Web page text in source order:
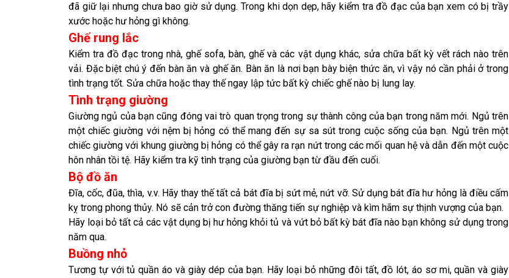
đã giữ lại nhưng chưa bao giờ sử dụng. Trong khi dọn dẹp, hãy kiểm tra đồ đạc của bạn xem có bị trầy
xước hoặc hư hỏng gì không.
Ghế rung lắc
Kiểm tra đồ đạc trong nhà, ghế sofa, bàn, ghế và các vật dụng khác, sửa chữa bất kỳ vết rách nào trên
vải. Đặc biệt chú ý đến bàn ăn và ghế ăn. Bàn ăn là nơi bạn bày biện thức ăn, vì vậy nó cần phải ở trong
tình trạng tốt. Sửa chữa hoặc thay thế ngay lập tức bất kỳ chiếc ghế nào bị lung lay.
Tình trạng giường
Giường ngủ của bạn cũng đóng vai trò quan trọng trong sự thành công của bạn trong năm mới. Ngủ trên
một chiếc giường với nệm bị hỏng có thể mang đến sự sa sút trong cuộc sống của bạn. Ngủ trên một
chiếc giường với khung giường bị hỏng có thể gây ra rạn nứt trong các mối quan hệ và dẫn đến một cuộc
hôn nhân tồi tệ. Hãy kiểm tra kỹ tình trạng của giường bạn từ đầu đến cuối.
Bộ đồ ăn
Đĩa, cốc, đũa, thìa, v.v. Hãy thay thế tất cả bát đĩa bị sứt mẻ, nứt vỡ. Sử dụng bát đĩa hư hỏng là điều cấm
kỵ trong phong thủy. Nó sẽ cản trở con đường thăng tiến sự nghiệp và kìm hãm sự thịnh vượng của bạn.
Hãy loại bỏ tất cả các vật dụng bị hư hỏng khỏi tủ và vứt bỏ bất kỳ bát đĩa nào bạn không sử dụng trong
năm qua.
Buồng nhỏ
Tương tự với tủ quần áo và giày dép của bạn. Hãy loại bỏ những đôi tất, đồ lót, áo sơ mi, quần và giày